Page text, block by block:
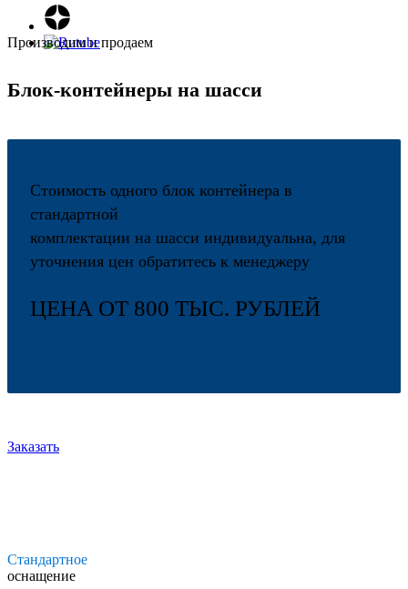
+7-921-190-26-11
Производим и продаем
Блок-контейнеры на шасси
Стоимость одного блок контейнера в
стандартной
комплектации на шасси индивидуальна, для
уточнения цен обратитесь к менеджеру
ЦЕНА ОТ 800 ТЫС. РУБЛЕЙ
Заказать
Стандартное
оснащение